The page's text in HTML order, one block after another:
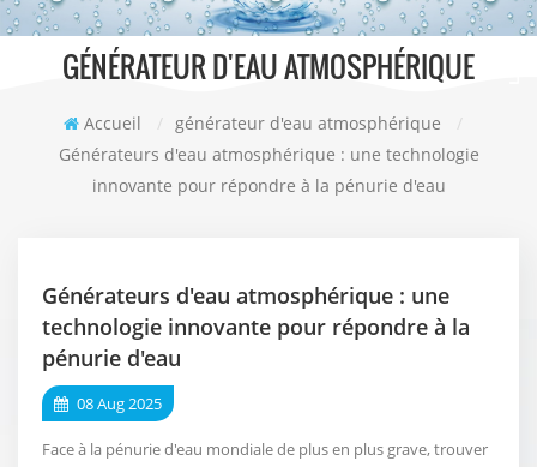
GÉNÉRATEUR D'EAU ATMOSPHÉRIQUE
Accueil / générateur d'eau atmosphérique
/
Générateurs d'eau atmosphérique : une technologie
innovante pour répondre à la pénurie d'eau
Générateurs d'eau atmosphérique : une
technologie innovante pour répondre à la
pénurie d'eau
08 Aug 2025
Face à la pénurie d'eau mondiale de plus en plus grave, trouver